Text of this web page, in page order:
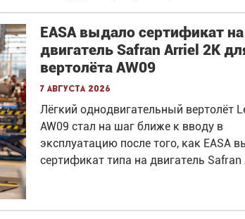
EASA выдало сертификат на
двигатель Safran Arriel 2K
вертолёта AW09
7 августа 2026
Лёгкий однодвигательный вертолёт
AW09 стал на шаг ближе к вводу в
эксплуатацию после того, как EASA
сертификат типа на двигатель Safran